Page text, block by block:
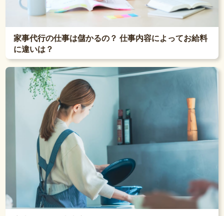
家事代行の仕事は儲かるの？ 仕事内容によってお給料
に違いは？